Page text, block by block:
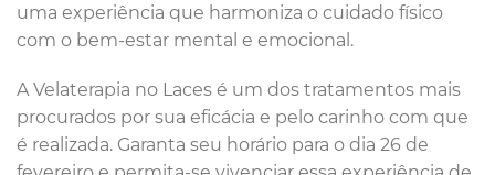
uma experiência que harmoniza o cuidado físico
com o bem-estar mental e emocional.
A Velaterapia no Laces é um dos tratamentos mais
procurados por sua eficácia e pelo carinho com que
é realizada. Garanta seu horário para o dia 26 de